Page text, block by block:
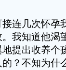
连几次怀孕
我知道他渴
提出收养个
？不知为什